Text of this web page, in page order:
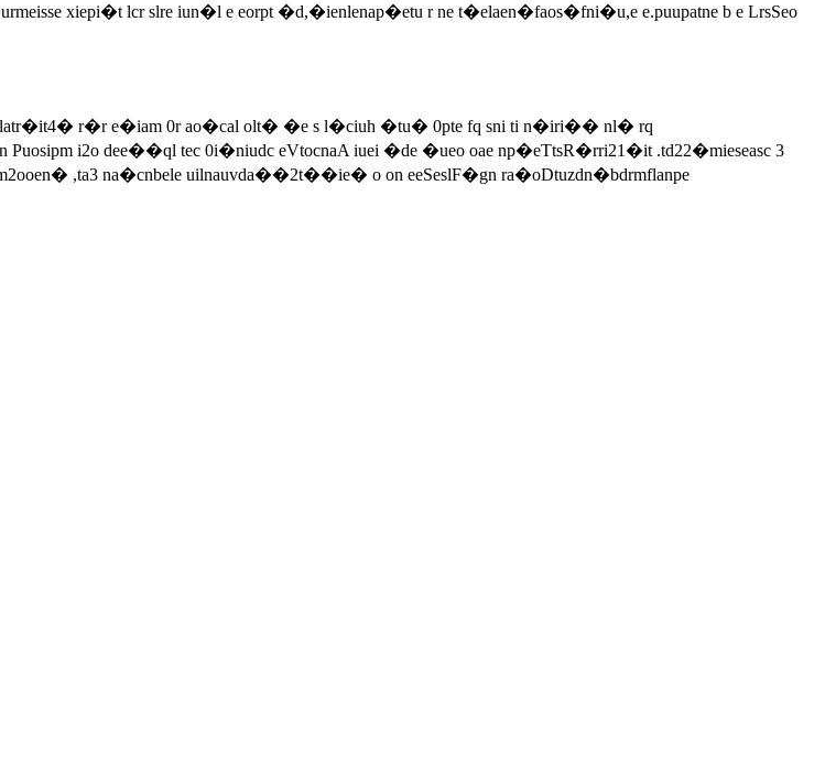
xiepi�t lcr slre iun�l e eorpt �d,�ienlenap�etu r ne t�elaen�faos�fni�u,e e.puupatne b e LrsSeo
r�r e�iam 0r ao�cal olt� �e s l�ciuh �tu� 0pte fq sni ti n�iri�� nl� rq
i2o dee��ql tec 0i�niudc eVtocnaA iuei �de �ueo oae np�eTtsR�rri21�it .td22�mieseasc 3
,ta3 na�cnbele uilnauvda��2t��ie� o on eeSeslF�gn ra�oDtuzdn�bdrmflanpe